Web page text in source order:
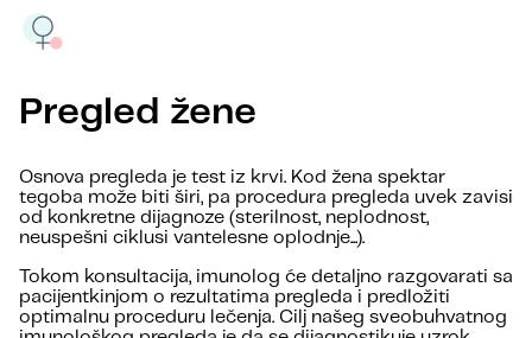
Pregled žene
Osnova pregleda je test iz krvi. Kod žena spektar
tegoba može biti širi, pa procedura pregleda uvek zavisi
od konkretne dijagnoze (sterilnost, neplodnost,
neuspešni ciklusi vantelesne oplodnje...).
Tokom konsultacija, imunolog će detaljno razgovarati sa
pacijentkinjom o rezultatima pregleda i predložiti
optimalnu proceduru lečenja. Cilj našeg sveobuhvatnog